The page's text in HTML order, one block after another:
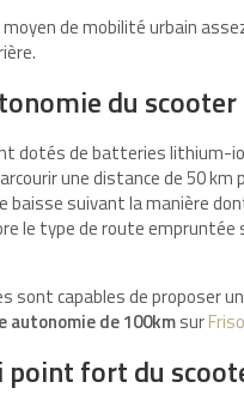
de mobilité urbain
du
dotés de batteries lithium-
une distance de 50
baisse suivant la manière
le type de route
sont capables de proposer
autonomie de 100kmsur
point fort du